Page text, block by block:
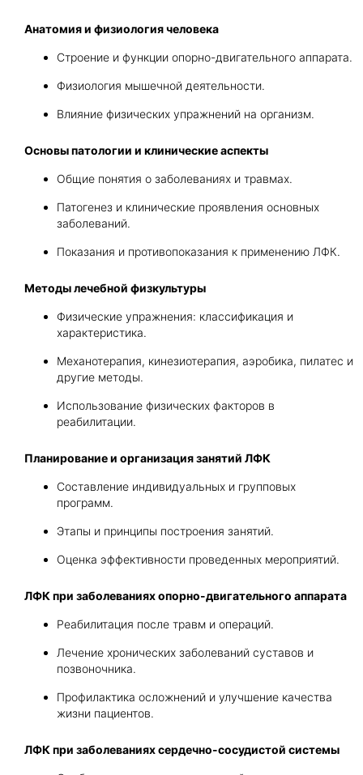
Анатомия и физиология человека
Строение и функции опорно-двигательного аппарата.
Физиология мышечной деятельности.
Влияние физических упражнений на организм.
Основы патологии и клинические аспекты
Общие понятия о заболеваниях и травмах.
Патогенез и клинические проявления основных
заболеваний.
Показания и противопоказания к применению ЛФК.
Методы лечебной физкультуры
Физические упражнения: классификация и
характеристика.
Механотерапия, кинезиотерапия, аэробика, пилатес и
другие методы.
Использование физических факторов в
реабилитации.
Планирование и организация занятий ЛФК
Составление индивидуальных и групповых
программ.
Этапы и принципы построения занятий.
Оценка эффективности проведенных мероприятий.
ЛФК при заболеваниях опорно-двигательного аппарата
Реабилитация после травм и операций.
Лечение хронических заболеваний суставов и
позвоночника.
Профилактика осложнений и улучшение качества
жизни пациентов.
ЛФК при заболеваниях сердечно-сосудистой системы